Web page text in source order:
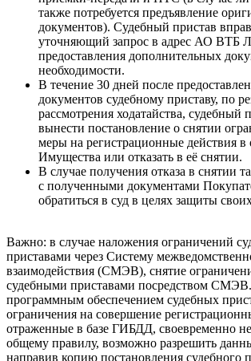
также потребуется предъявление
документов). Судебный пристав
уточняющий запрос в адрес АО ВТБ
предоставления дополнительных
необходимости.
В течение 30 дней после
документов судебному приставу, по
рассмотрения ходатайства, судебный
вынести постановление о снятии
меры на регистрационные действия
Имущества или отказать в её снятии.
В случае получения отказа в снятии
с полученными документами
обратиться в суд в целях защиты
Важно: в случае наложения ограничений
приставами через Систему
взаимодействия (СМЭВ), снятие
судебными приставами посредством
программным обеспечением судебных
ограничения на совершение
отраженные в базе ГИБДД, своевременно
общему правилу, возможно разрешить
направив копию постановления судебного